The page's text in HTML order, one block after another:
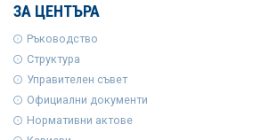
ЗА ЦЕНТЪРА
Ръководство
Структура
Управителен съвет
Официални документи
Нормативни актове